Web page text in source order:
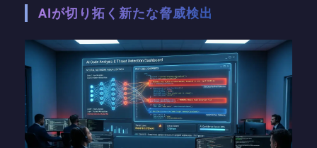
AIが切り拓く新たな脅威検出